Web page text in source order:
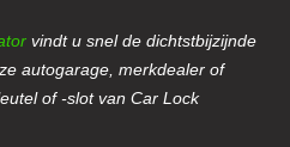
vindt u snel de dichtstbijzijnde
autogarage, merkdealer of
of -slot van Car Lock